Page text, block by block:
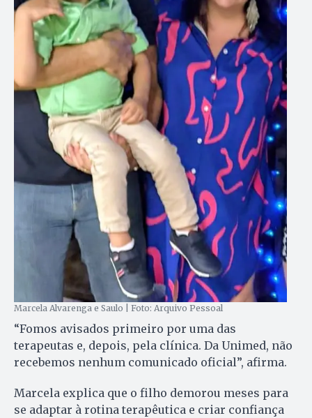
Marcela Alvarenga e Saulo | Foto: Arquivo Pessoal
“Fomos avisados primeiro por uma das
terapeutas e, depois, pela clínica. Da Unimed, não
recebemos nenhum comunicado oficial”, afirma.
Marcela explica que o filho demorou meses para
se adaptar à rotina terapêutica e criar confiança